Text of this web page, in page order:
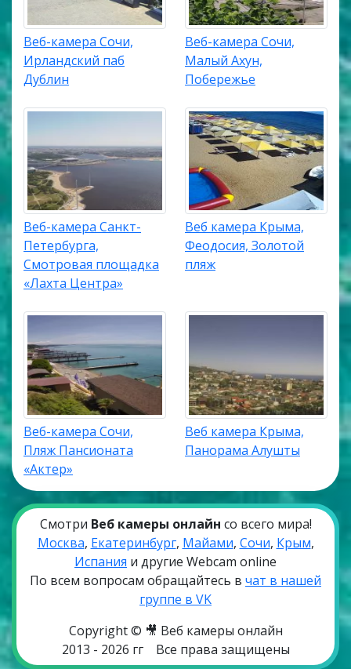
Веб-камера Сочи,
Ирландский паб
Дублин
Веб-камера Сочи,
Малый Ахун,
Побережье
Веб-камера Санкт-
Петербурга,
Смотровая площадка
«Лахта Центра»
Веб камера Крыма,
Феодосия, Золотой
пляж
Веб-камера Сочи,
Пляж Пансионата
«Актер»
Веб камера Крыма,
Панорама Алушты
Смотри Веб камеры онлайн со всего мира!
Москва, Екатеринбург, Майами, Сочи, Крым,
Испания и другие Webcam online
По всем вопросам обращайтесь в чат в нашей
группе в VK
Copyright © 🎥 Веб камеры онлайн
2013 - 2026 гг
Все права защищены